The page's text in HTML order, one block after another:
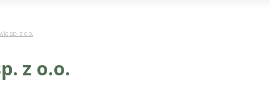
sp. z o.o.
z o.o.